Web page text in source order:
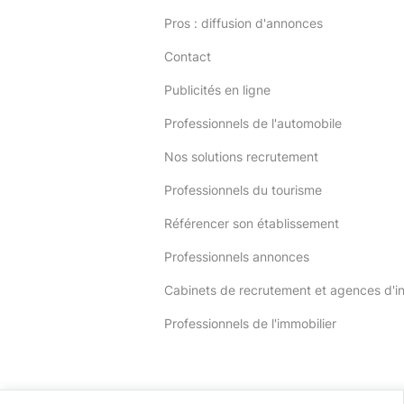
Pros : diffusion d'annonces
Contact
Publicités en ligne
Professionnels de l'automobile
Nos solutions recrutement
Professionnels du tourisme
Référencer son établissement
Professionnels annonces
Cabinets de recrutement et agences
Professionnels de l'immobilier